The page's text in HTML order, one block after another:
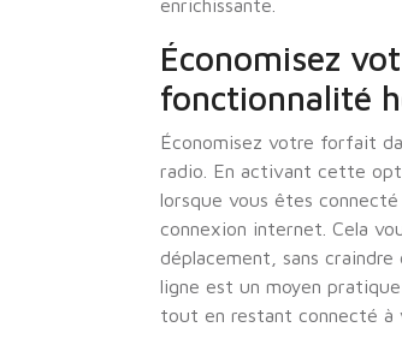
enrichissante.
Économisez
fonctionnalité
Économisez votre forfait
radio. En activant cette
lorsque vous êtes
connexion internet. Cela
déplacement, sans
ligne est un moyen
tout en restant connecté à